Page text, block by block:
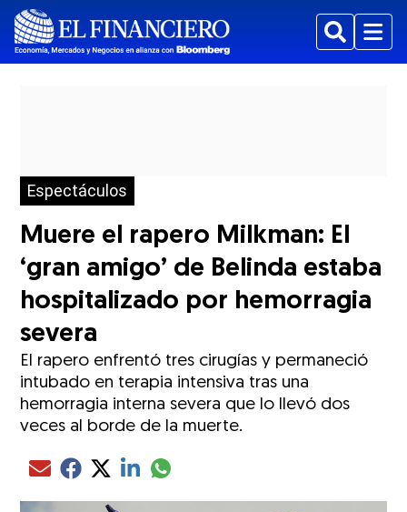
BuscarMenu
Espectáculos
Muere el rapero Milkman: El
‘gran amigo’ de Belinda estaba
hospitalizado por hemorragia
severa
El rapero enfrentó tres cirugías y permaneció
intubado en terapia intensiva tras una
hemorragia interna severa que lo llevó dos
veces al borde de la muerte.
Compartir el artículo actual mediante Email
Compartir el artículo actual mediante Facebook
Compartir el artículo actual mediante Twitter
Compartir el artículo actual mediante LinkedIn
Compartir el artículo actual mediante